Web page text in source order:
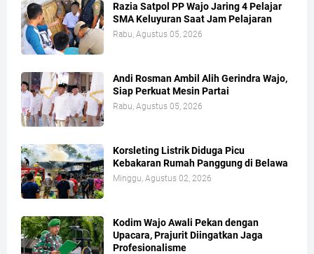
Razia Satpol PP Wajo Jaring 4 Pelajar
SMA Keluyuran Saat Jam Pelajaran
Rabu, Agustus 05, 2026
Andi Rosman Ambil Alih Gerindra Wajo,
Siap Perkuat Mesin Partai
Rabu, Agustus 05, 2026
Korsleting Listrik Diduga Picu
Kebakaran Rumah Panggung di Belawa
Minggu, Agustus 02, 2026
Kodim Wajo Awali Pekan dengan
Upacara, Prajurit Diingatkan Jaga
Profesionalisme